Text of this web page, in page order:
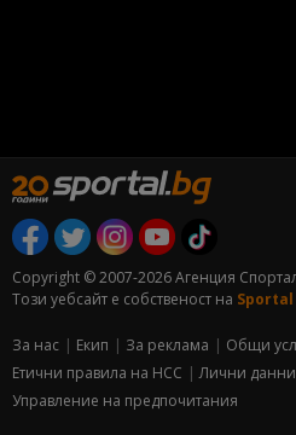
Copyright © 2007-2026 Агенция
Този уебсайт е собственост на Sportal
За нас Екип За рекламa
Общи
Етични правила на НСС
Лични данни
Управление на предпочитания